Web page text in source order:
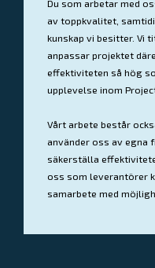
Du som arbetar med
av toppkvalitet,
kunskap vi besitter. Vi
anpassar projektet
effektiviteten så hög
upplevelse inom
Vårt arbete består
använder oss av
säkerställa
oss som leverantörer
samarbete med